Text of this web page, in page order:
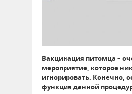
Вакцинация питомца –
мероприятие, которое
игнорировать. Конечно,
функция данной